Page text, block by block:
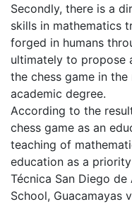
Secondly, there is a
skills in mathematics
forged in humans
ultimately to propose
the chess game in
academic degree.
According to the
chess game as an
teaching of
education as a
Técnica San Diego de
School, Guacamayas